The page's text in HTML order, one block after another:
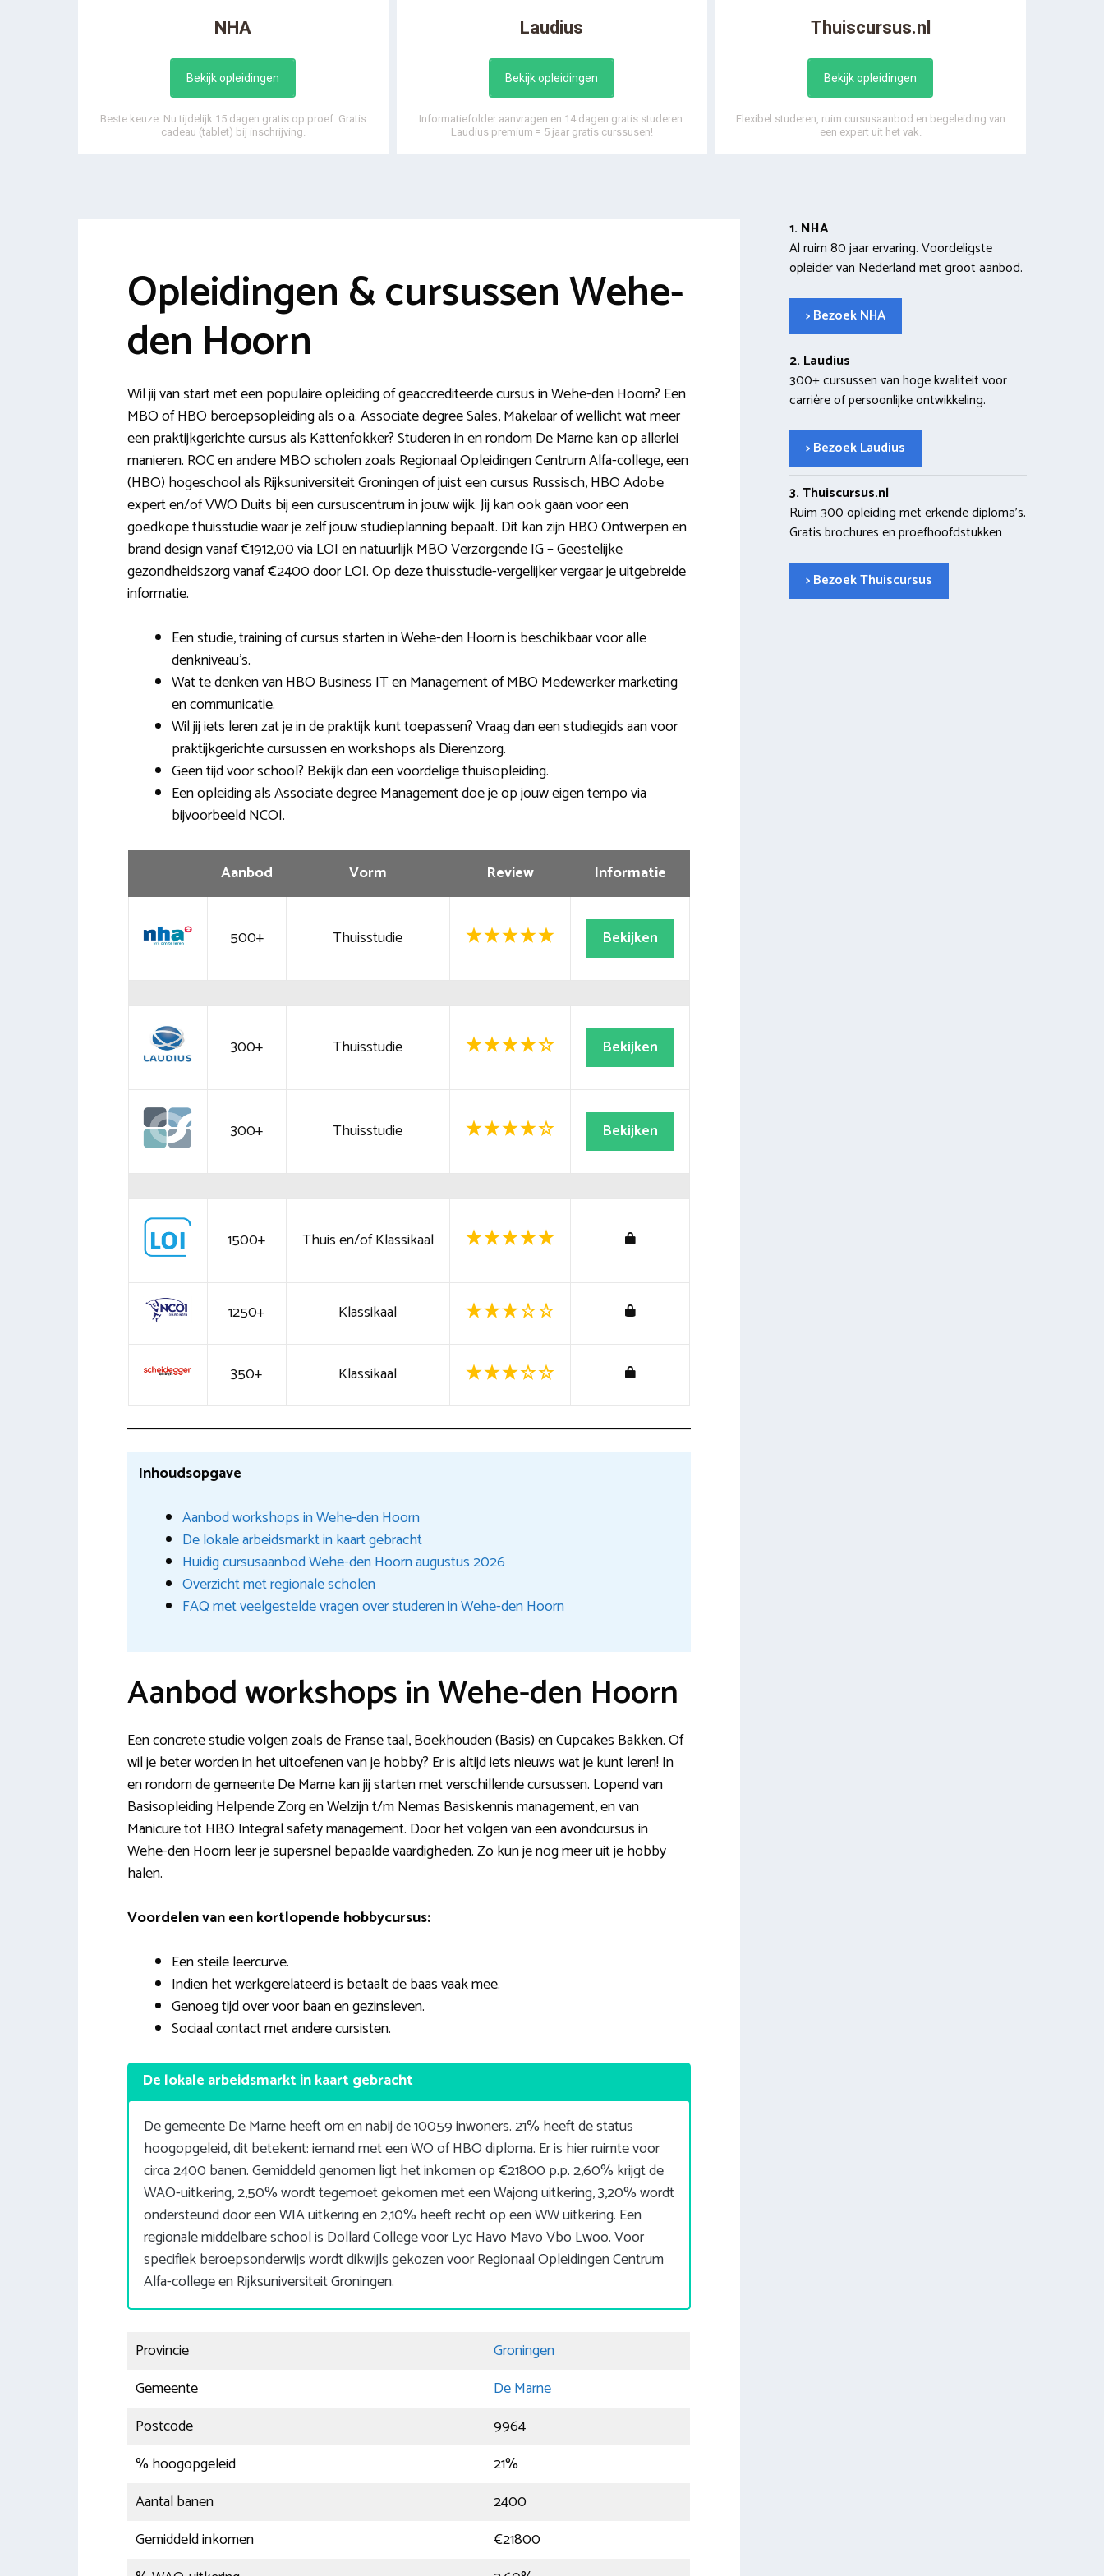
NHA
Bekijk opleidingen
Beste keuze: Nu tijdelijk 15 dagen gratis op proef. Gratis
cadeau (tablet) bij inschrijving.
Laudius
Bekijk opleidingen
Informatiefolder aanvragen en 14 dagen gratis studeren.
Laudius premium = 5 jaar gratis curssusen!
Thuiscursus.nl
Bekijk opleidingen
Flexibel studeren, ruim cursusaanbod en begeleiding van
een expert uit het vak.
Opleidingen & cursussen Wehe-
den Hoorn
Wil jij van start met een populaire opleiding of geaccrediteerde cursus in Wehe-den Hoorn? Een
MBO of HBO beroepsopleiding als o.a. Associate degree Sales, Makelaar of wellicht wat meer
een praktijkgerichte cursus als Kattenfokker? Studeren in en rondom De Marne kan op allerlei
manieren. ROC en andere MBO scholen zoals Regionaal Opleidingen Centrum Alfa-college, een
(HBO) hogeschool als Rijksuniversiteit Groningen of juist een cursus Russisch, HBO Adobe
expert en/of VWO Duits bij een cursuscentrum in jouw wijk. Jij kan ook gaan voor een
goedkope thuisstudie waar je zelf jouw studieplanning bepaalt. Dit kan zijn HBO Ontwerpen en
brand design vanaf €1912,00 via LOI en natuurlijk MBO Verzorgende IG – Geestelijke
gezondheidszorg vanaf €2400 door LOI. Op deze thuisstudie-vergelijker vergaar je uitgebreide
informatie.
Een studie, training of cursus starten in Wehe-den Hoorn is beschikbaar voor alle
denkniveau’s.
Wat te denken van HBO Business IT en Management of MBO Medewerker marketing
en communicatie.
Wil jij iets leren zat je in de praktijk kunt toepassen? Vraag dan een studiegids aan voor
praktijkgerichte cursussen en workshops als Dierenzorg.
Geen tijd voor school? Bekijk dan een voordelige thuisopleiding.
Een opleiding als Associate degree Management doe je op jouw eigen tempo via
bijvoorbeeld NCOI.
Aanbod Vorm Review Informatie
500+ Thuisstudie Bekijken
300+ Thuisstudie Bekijken
300+ Thuisstudie Bekijken
1500+ Thuis en/of Klassikaal
1250+ Klassikaal
350+ Klassikaal
Inhoudsopgave
Aanbod workshops in Wehe-den Hoorn
De lokale arbeidsmarkt in kaart gebracht
Huidig cursusaanbod Wehe-den Hoorn augustus 2026
Overzicht met regionale scholen
FAQ met veelgestelde vragen over studeren in Wehe-den Hoorn
Aanbod workshops in Wehe-den Hoorn
Een concrete studie volgen zoals de Franse taal, Boekhouden (Basis) en Cupcakes Bakken. Of
wil je beter worden in het uitoefenen van je hobby? Er is altijd iets nieuws wat je kunt leren! In
en rondom de gemeente De Marne kan jij starten met verschillende cursussen. Lopend van
Basisopleiding Helpende Zorg en Welzijn t/m Nemas Basiskennis management, en van
Manicure tot HBO Integral safety management. Door het volgen van een avondcursus in
Wehe-den Hoorn leer je supersnel bepaalde vaardigheden. Zo kun je nog meer uit je hobby
halen.
Voordelen van een kortlopende hobbycursus:
Een steile leercurve.
Indien het werkgerelateerd is betaalt de baas vaak mee.
Genoeg tijd over voor baan en gezinsleven.
Sociaal contact met andere cursisten.
De lokale arbeidsmarkt in kaart gebracht
De gemeente De Marne heeft om en nabij de 10059 inwoners. 21% heeft de status
hoogopgeleid, dit betekent: iemand met een WO of HBO diploma. Er is hier ruimte voor
circa 2400 banen. Gemiddeld genomen ligt het inkomen op €21800 p.p. 2,60% krijgt de
WAO-uitkering, 2,50% wordt tegemoet gekomen met een Wajong uitkering, 3,20% wordt
ondersteund door een WIA uitkering en 2,10% heeft recht op een WW uitkering. Een
regionale middelbare school is Dollard College voor Lyc Havo Mavo Vbo Lwoo. Voor
specifiek beroepsonderwijs wordt dikwijls gekozen voor Regionaal Opleidingen Centrum
Alfa-college en Rijksuniversiteit Groningen.
Provincie
Groningen
Gemeente
De Marne
Postcode
9964
% hoogopgeleid
21%
Aantal banen
2400
Gemiddeld inkomen
€21800
1. NHA
Al ruim 80 jaar ervaring. Voordeligste
opleider van Nederland met groot aanbod.
> Bezoek NHA
2. Laudius
300+ cursussen van hoge kwaliteit voor
carrière of persoonlijke ontwikkeling.
> Bezoek Laudius
3. Thuiscursus.nl
Ruim 300 opleiding met erkende diploma’s.
Gratis brochures en proefhoofdstukken
> Bezoek Thuiscursus